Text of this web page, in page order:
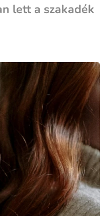
lett a szakadék